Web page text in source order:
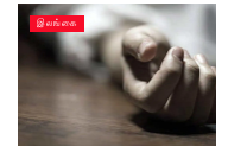
இலங்கை